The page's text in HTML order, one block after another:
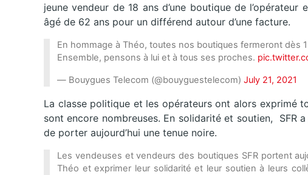
jeune vendeur de 18 ans d’une boutique de
âgé de 62 ans pour un différend autour d’une facture.
En hommage à Théo, toutes nos boutiques fermeront dès
Ensemble, pensons à lui et à tous ses proches.
— Bouygues Telecom (@bouyguestelecom) July 21, 2021
La classe politique et les opérateurs ont alors exprimé
sont encore nombreuses. En solidarité et soutien, SFR
de porter aujourd’hui une tenue noire.
Les vendeuses et vendeurs des boutiques SFR portent
Théo et exprimer leur solidarité et leur soutien à leurs